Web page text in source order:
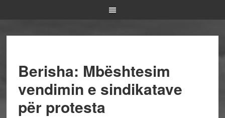
Berisha: Mbështesim
vendimin e sindikatave
për protesta